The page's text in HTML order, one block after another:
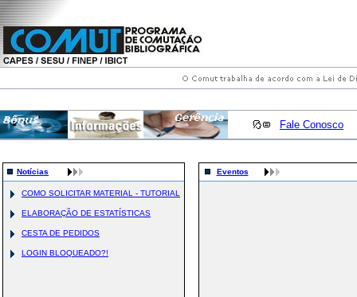
Fale Conosco
Notícias
COMO SOLICITAR MATERIAL - TUTORIAL
ELABORAÇÃO DE ESTATÍSTICAS
CESTA DE PEDIDOS
LOGIN BLOQUEADO?!
Eventos